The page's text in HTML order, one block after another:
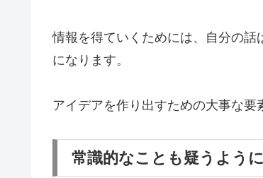
情報を得ていくためには、自分の
になります。
アイデアを作り出すための大事な要
常識的なことも疑うよう